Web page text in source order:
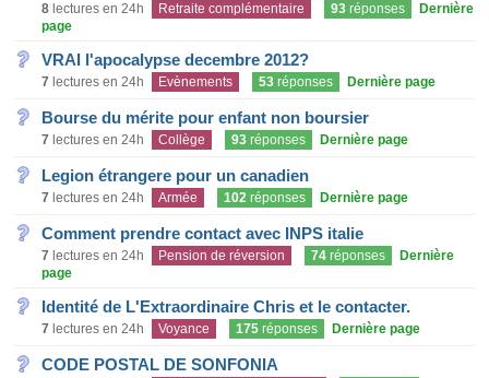
8 lectures en 24h Retraite complémentaire 93 réponses
Dernière
page
VRAI l'apocalypse decembre 2012?
7 lectures en 24h Evènements 53 réponses Dernière page
Bourse du mérite pour enfant non boursier
7 lectures en 24h Collège 93 réponses Dernière page
Legion étrangere pour un canadien
7 lectures en 24h Armée 102 réponses Dernière page
Comment prendre contact avec INPS italie
7 lectures en 24h Pension de réversion 74 réponses
Dernière
page
Identité de L'Extraordinaire Chris et le contacter.
7 lectures en 24h Voyance 175 réponses Dernière page
CODE POSTAL DE SONFONIA